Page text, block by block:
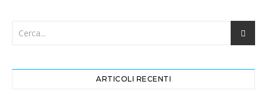
ARTICOLI RECENTI